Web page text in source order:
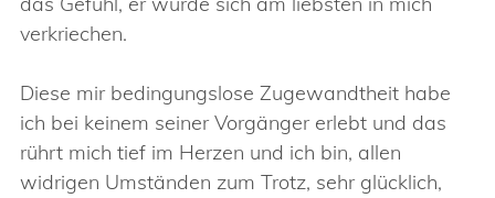
verkriechen.
Diese mir bedingungslose Zugewandtheit habe
ich bei keinem seiner Vorgänger erlebt und das
rührt mich tief im Herzen und ich bin, allen
widrigen Umständen zum Trotz, sehr glücklich,